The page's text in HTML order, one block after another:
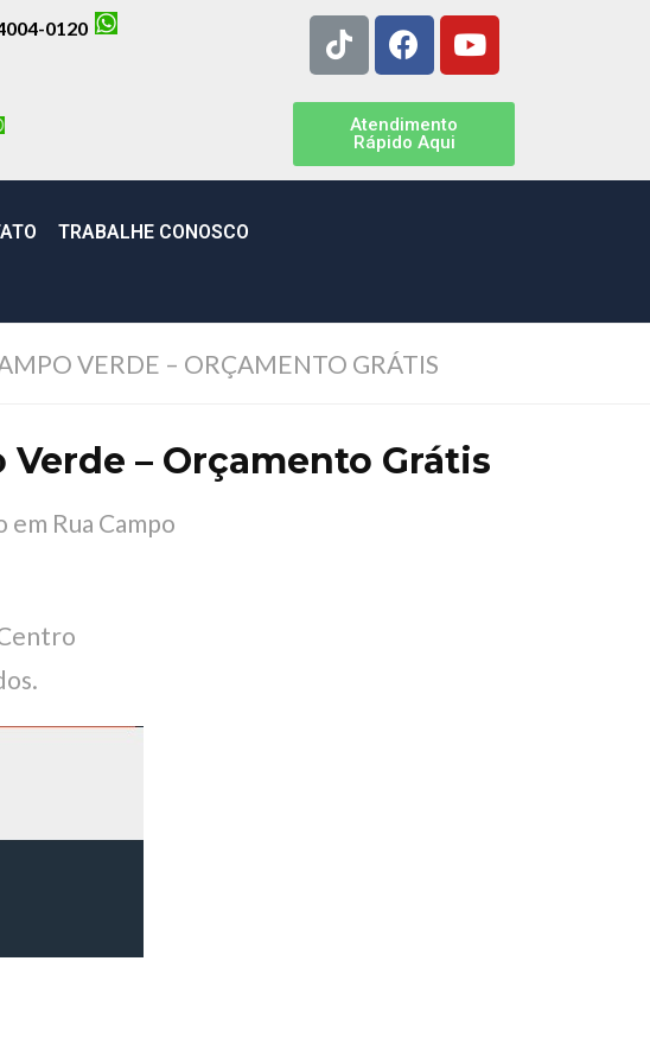
0120
Atendimento
Rápido Aqui
TRABALHE CONOSCO
VERDE – ORÇAMENTO GRÁTIS
– Orçamento Grátis
Rua Campo